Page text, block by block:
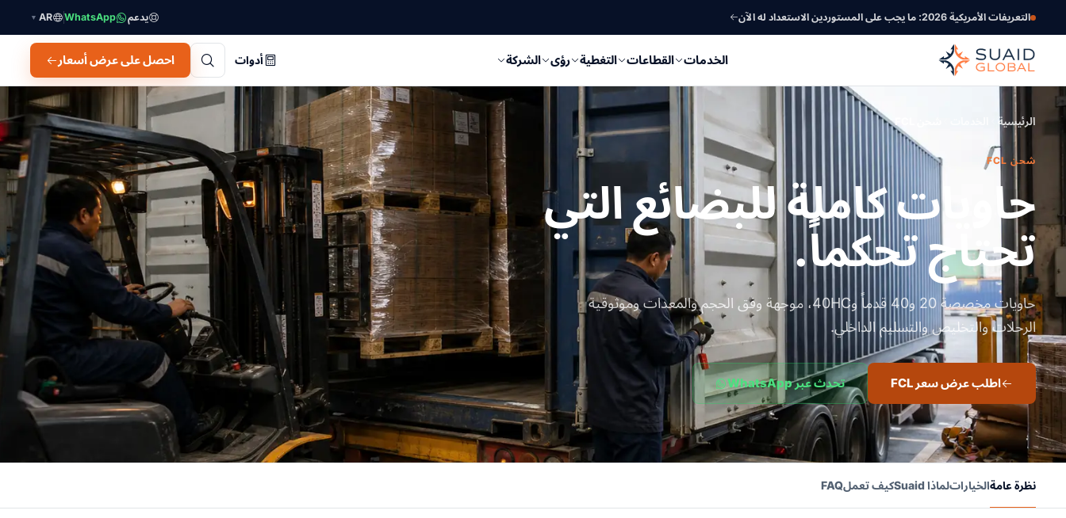
التعريفات الأمريكية 2026: ما يجب على المستوردين الاستعداد له الآن يدعم WhatsApp
AR
▼
الخدمات القطاعات التغطية رؤى الشركة أدوات احصل على عرض أسعار
الرئيسية
شحن FCL
حاويات كاملة للبضائع التي
تحتاج تحكماً.
حاويات مخصصة 20 و40 قدماً و40HC، موجهة وفق الحجم والمعدات وموثوقية
الرحلات والتخليص والتسليم الداخلي.
اطلب عرض سعر FCL تحدث عبر WhatsApp
نظرة عامةالخياراتلماذا Suaid كيف تعملFAQ